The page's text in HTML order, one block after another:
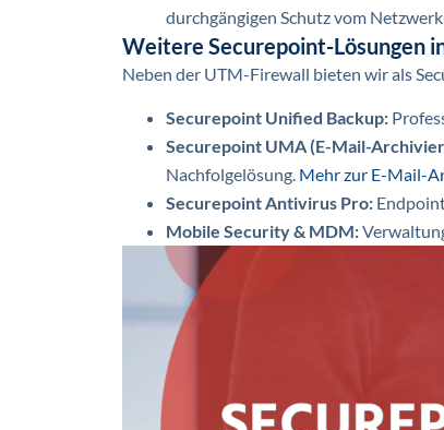
durchgängigen Schutz vom
Weitere Securepoint-Lösungen
Neben der UTM-Firewall bieten wir als
Securepoint Unified Backup:
Securepoint UMA (E-Mail-
Nachfolgelösung. Mehr zur E-Mail-
Securepoint Antivirus Pro:
Mobile Security & MDM: